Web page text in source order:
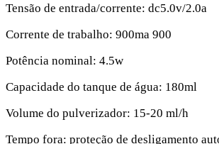
Tensão de entrada/corrente: dc5.0v/2.0a
Corrente de trabalho: 900ma 900
Potência nominal: 4.5w
Capacidade do tanque de água: 180ml
Volume do pulverizador: 15-20 ml/h
Tempo fora: proteção de desligamento